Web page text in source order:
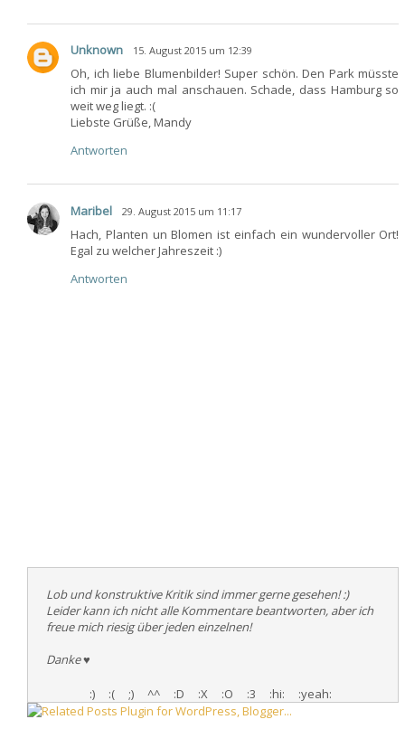
Unknown 15. August 2015 um 12:39
Oh, ich liebe Blumenbilder! Super schön. Den Park müsste
ich mir ja auch mal anschauen. Schade, dass Hamburg so
weit weg liegt. :(
Liebste Grüße, Mandy
Antworten
Maribel 29. August 2015 um 11:17
Hach, Planten un Blomen ist einfach ein wundervoller Ort!
Egal zu welcher Jahreszeit :)
Antworten
Lob und konstruktive Kritik sind immer gerne gesehen! :)
Leider kann ich nicht alle Kommentare beantworten, aber ich
freue mich riesig über jeden einzelnen!
Danke♥
:) :( ;) ^^ :D :X :O :3 :hi: :yeah: